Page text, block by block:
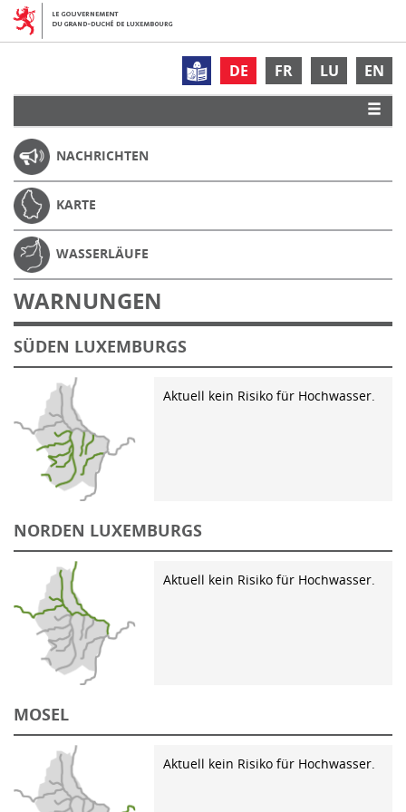
DE FR LU EN
NACHRICHTEN
KARTE
WASSERLÄUFE
WARNUNGEN
SÜDEN LUXEMBURGS
Aktuell kein Risiko für Hochwasser.
NORDEN LUXEMBURGS
Aktuell kein Risiko für Hochwasser.
MOSEL
Aktuell kein Risiko für Hochwasser.